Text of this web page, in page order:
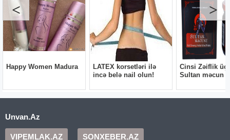
Unvan.Az
VIPEMLAK.AZ SONXEBER.AZ